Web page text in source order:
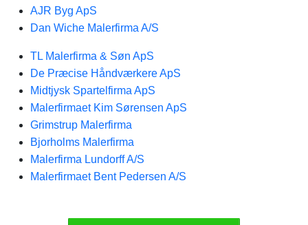
AJR Byg ApS
Dan Wiche Malerfirma A/S
TL Malerfirma & Søn ApS
De Præcise Håndværkere ApS
Midtjysk Spartelfirma ApS
Malerfirmaet Kim Sørensen ApS
Grimstrup Malerfirma
Bjorholms Malerfirma
Malerfirma Lundorff A/S
Malerfirmaet Bent Pedersen A/S